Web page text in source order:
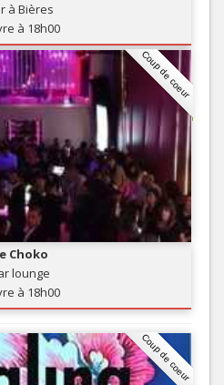
à Bières
à 18h00
Coup de coeur
Choko
lounge
à 18h00
Coup de coeur